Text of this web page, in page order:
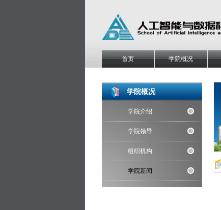
首页 学院概况
学院概况
学院介绍
学院领导
组织机构
学院新闻